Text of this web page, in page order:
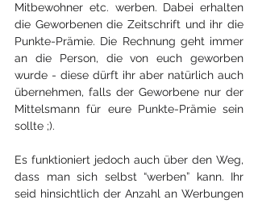
Mitbewohner etc. werben. Dabei erhalten
die Geworbenen die Zeitschrift und ihr die
Punkte-Prämie. Die Rechnung geht immer
an die Person, die von euch geworben
wurde - diese dürft ihr aber natürlich auch
übernehmen, falls der Geworbene nur der
Mittelsmann für eure Punkte-Prämie sein
sollte ;).
Es funktioniert jedoch auch über den Weg,
dass man sich selbst “werben” kann. Ihr
seid hinsichtlich der Anzahl an Werbungen